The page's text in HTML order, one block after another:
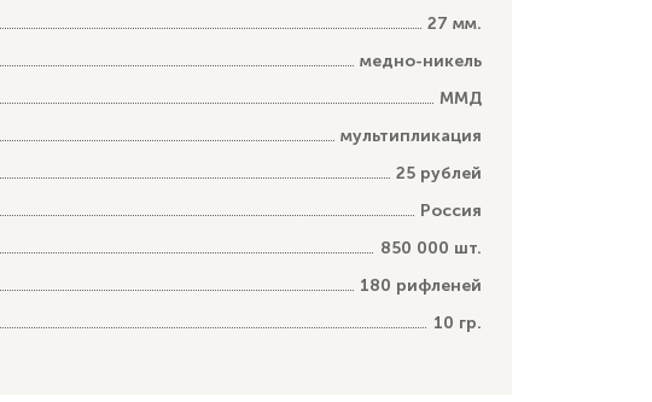
27 мм.
медно-никель
ММД
мультипликация
25 рублей
Россия
850 000 шт.
180 рифленей
10 гр.